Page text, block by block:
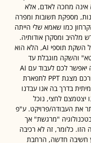
לאדם, אלא
תשובות ומפרה
שאמא שלי הייתה
אודותיה.
מוגבלת עד
להפצתו ברחבי המשתמשים בעולם. כלי זה יאפשר לכם לעבוד עם AI
בכל מסמך, תמונה, וידיאו, PDF. לייצר עבורכם מצגת PPT לתפארת
בה אנו עבדנו
נוכל
פרויקט. ע"פ
"מרגשת" אך
זה לא רכיבה
חדשה, הרחבת